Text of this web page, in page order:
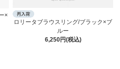
×
ロリータブラウスリング/ブラック×ブ
ルー
6,250円(税込)